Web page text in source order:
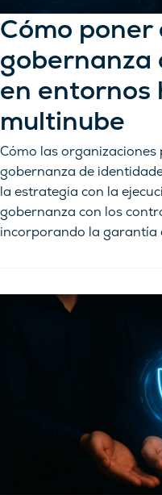
Cómo
gobernanza
en entornos
multinube
Cómo las
gobernanza de
la estrategia con la
gobernanza con los
incorporando la garantía